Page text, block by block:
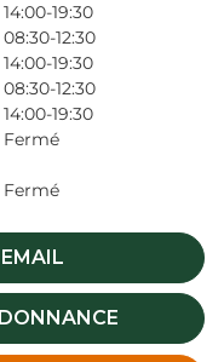
14:00-19:30
08:30-12:30
14:00-19:30
08:30-12:30
14:00-19:30
Fermé
Fermé